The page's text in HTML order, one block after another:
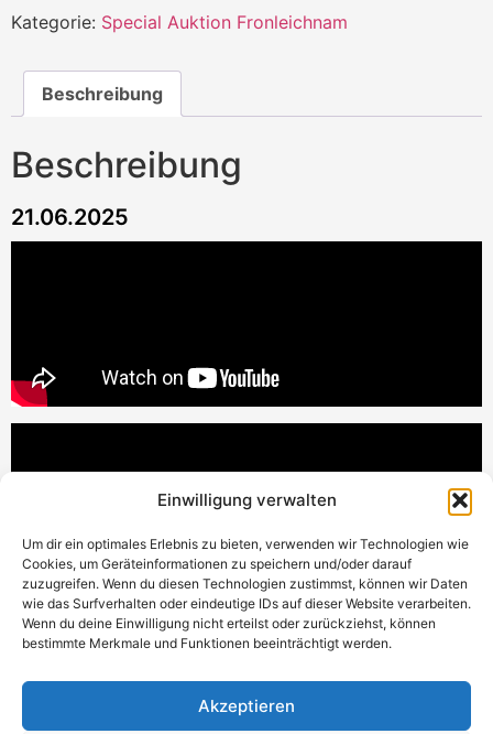
Einwilligung verwalten
Um dir ein optimales Erlebnis zu bieten, verwenden wir Technologien wie
Cookies, um Geräteinformationen zu speichern und/oder darauf
zuzugreifen. Wenn du diesen Technologien zustimmst, können wir Daten
wie das Surfverhalten oder eindeutige IDs auf dieser Website verarbeiten.
Wenn du deine Einwilligung nicht erteilst oder zurückziehst, können
bestimmte Merkmale und Funktionen beeinträchtigt werden.
Akzeptieren
Kategorie: Special Auktion Fronleichnam
Beschreibung
Beschreibung
21.06.2025